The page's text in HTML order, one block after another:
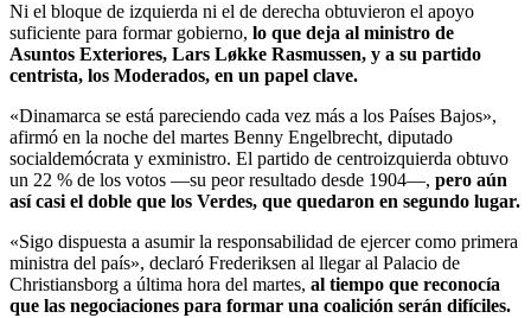
Ni el bloque de izquierda ni el de derecha obtuvieron el apoyo
suficiente para formar gobierno, lo que deja al ministro de
Asuntos Exteriores, Lars Løkke Rasmussen, y a su partido
centrista, los Moderados, en un papel clave.
«Dinamarca se está pareciendo cada vez más a los Países Bajos»,
afirmó en la noche del martes Benny Engelbrecht, diputado
socialdemócrata y exministro. El partido de centroizquierda obtuvo
un 22 % de los votos —su peor resultado desde 1904—, pero aún
así casi el doble que los Verdes, que quedaron en segundo lugar.
«Sigo dispuesta a asumir la responsabilidad de ejercer como primera
ministra del país», declaró Frederiksen al llegar al Palacio de
Christiansborg a última hora del martes, al tiempo que reconocía
que las negociaciones para formar una coalición serán difíciles.